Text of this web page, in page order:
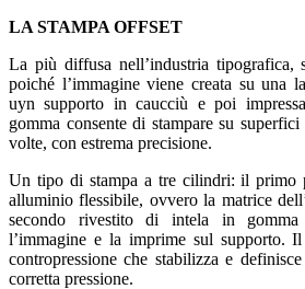
LA STAMPA OFFSET
La più diffusa nell’industria tipografica,
poiché l’immagine viene creata su una
uyn supporto in caucciù e poi
gomma consente di stampare su
volte, con estrema precisione.
Un tipo di stampa a tre cilindri: il primo
alluminio flessibile, ovvero la matrice
secondo rivestito di intela in
l’immagine e la imprime sul supporto.
contropressione che stabilizza e
corretta pressione.